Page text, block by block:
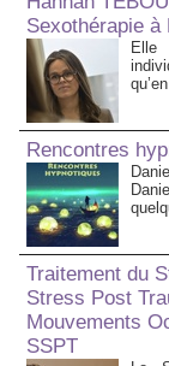
Sexothérapie à
Rencontres
Traitement du
Stress Post
Mouvements
SSPT